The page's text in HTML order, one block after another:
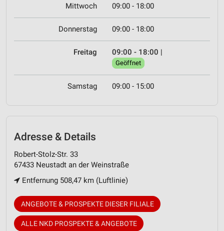
Mittwoch 09:00 - 18:00
Donnerstag 09:00 - 18:00
Freitag 09:00 - 18:00 |
Geöffnet
Samstag 09:00 - 15:00
Adresse & Details
Robert-Stolz-Str. 33
67433 Neustadt an der Weinstraße
Entfernung 508,47 km (Luftlinie)
ANGEBOTE & PROSPEKTE DIESER FILIALE
ALLE NKD PROSPEKTE & ANGEBOTE